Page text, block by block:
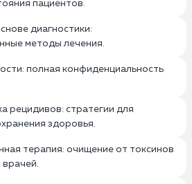
пациентов.
диагностики:
методы лечения.
полная конфиденциальность
рецидивов: стратегии для
здоровья.
терапия: очищение от токсинов